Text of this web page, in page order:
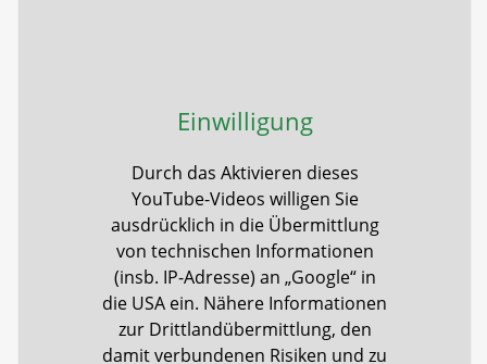
Einwilligung
Durch das Aktivieren dieses
YouTube-Videos willigen Sie
ausdrücklich in die Übermittlung
von technischen Informationen
(insb. IP-Adresse) an „Google“ in
die USA ein. Nähere Informationen
zur Drittlandübermittlung, den
damit verbundenen Risiken und zu